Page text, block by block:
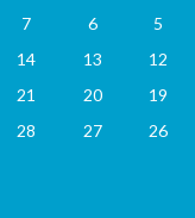
5
6
7
12
13
14
19
20
21
26
27
28